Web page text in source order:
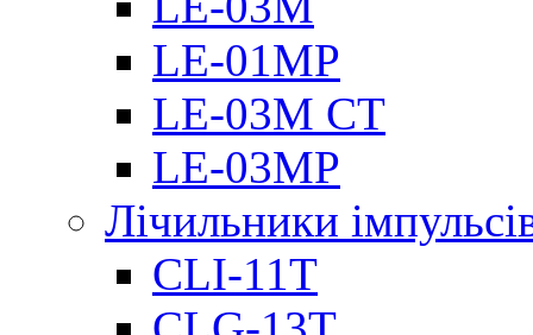
LE-01MP
LE-03M CT
LE-03MP
Лічильники
CLI-11T